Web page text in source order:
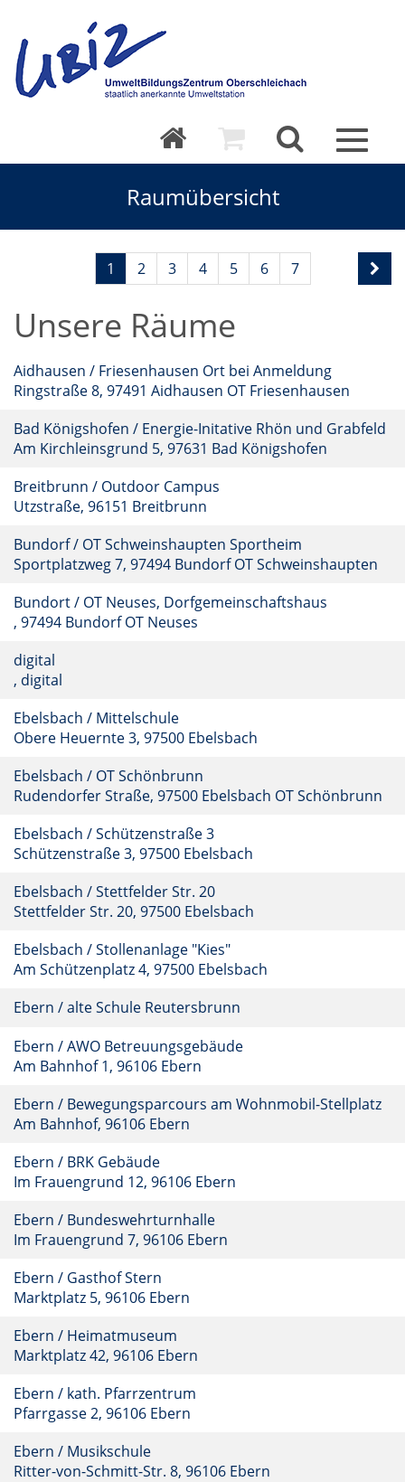
Toggle
Raumübersicht
1 2 3 4 5 6 7
Unsere Räume
Aidhausen / Friesenhausen Ort bei Anmeldung
Ringstraße 8, 97491 Aidhausen OT Friesenhausen
Bad Königshofen / Energie-Initative Rhön und Grabfeld
Am Kirchleinsgrund 5, 97631 Bad Königshofen
Breitbrunn / Outdoor Campus
Utzstraße, 96151 Breitbrunn
Bundorf / OT Schweinshaupten Sportheim
Sportplatzweg 7, 97494 Bundorf OT Schweinshaupten
Bundort / OT Neuses, Dorfgemeinschaftshaus
, 97494 Bundorf OT Neuses
digital
, digital
Ebelsbach / Mittelschule
Obere Heuernte 3, 97500 Ebelsbach
Ebelsbach / OT Schönbrunn
Rudendorfer Straße, 97500 Ebelsbach OT Schönbrunn
Ebelsbach / Schützenstraße 3
Schützenstraße 3, 97500 Ebelsbach
Ebelsbach / Stettfelder Str. 20
Stettfelder Str. 20, 97500 Ebelsbach
Ebelsbach / Stollenanlage "Kies"
Am Schützenplatz 4, 97500 Ebelsbach
Ebern / alte Schule Reutersbrunn
Ebern / AWO Betreuungsgebäude
Am Bahnhof 1, 96106 Ebern
Ebern / Bewegungsparcours am Wohnmobil-Stellplatz
Am Bahnhof, 96106 Ebern
Ebern / BRK Gebäude
Im Frauengrund 12, 96106 Ebern
Ebern / Bundeswehrturnhalle
Im Frauengrund 7, 96106 Ebern
Ebern / Gasthof Stern
Marktplatz 5, 96106 Ebern
Ebern / Heimatmuseum
Marktplatz 42, 96106 Ebern
Ebern / kath. Pfarrzentrum
Pfarrgasse 2, 96106 Ebern
Ebern / Musikschule
Ritter-von-Schmitt-Str. 8, 96106 Ebern